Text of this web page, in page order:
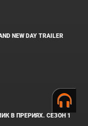
NEW DAY TRAILER
В ПРЕРИЯХ. СЕЗОН 1